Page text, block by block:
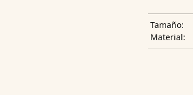
Tamaño:
Material: